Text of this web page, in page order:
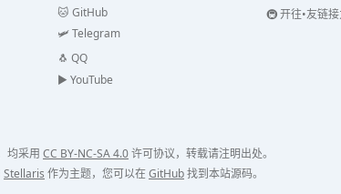
🐱 GitHub
🛩️ Telegram
🐧 QQ
▶️️ YouTube
🚇 开往•友链
均采用 CC BY-NC-SA 4.0许可协议，转载请注明出处。
Stellaris 作为主题，您可以在GitHub找到本站源码。